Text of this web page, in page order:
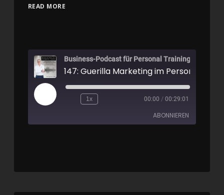
READ MORE
Business-Podcast für Personal Training
147: Guerilla Marketing im Personal
1x 00:00 / 00:29:01
ABONNIEREN